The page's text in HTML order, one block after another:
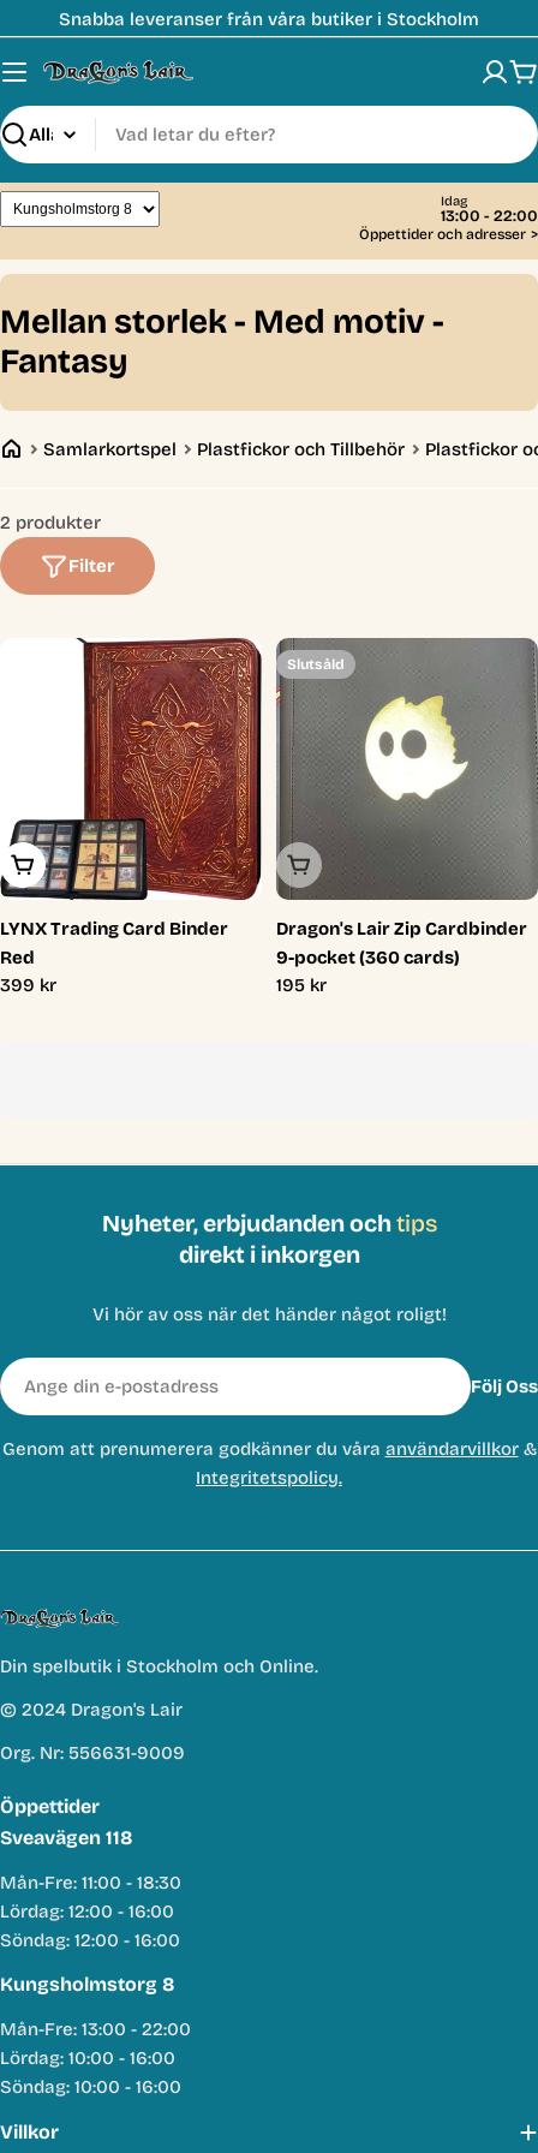
till
innehåll
Snabba leveranser från våra butiker i Stockholm
Sök
Idag
13:00 - 22:00
Öppettider och adresser >
C
o
l
l
c
t
i
Mellan storlek - Med motiv -
Fantasy
Samlarkortspel Plastfickor och Tillbehör Plastfickor
2 produkter
Filter
Lägg I Varukorg
LYNX Trading Card Binder
Red
Ordinarie
399 kr
Slutsåld
Slutsåld
Dragon's Lair Zip Cardbinder
9-pocket (360 cards)
Ordinarie
195 kr
Nyheter, erbjudanden ochtips
direkt i inkorgen
Vi hör av oss när det händer något roligt!
E-
post
Följ Oss
Genom att prenumerera godkänner du våra användarvillkor&
Integritetspolicy.
Din spelbutik i Stockholm och Online.
© 2024 Dragon's Lair
Org. Nr: 556631-9009
Öppettider
Sveavägen 118
Mån-Fre: 11:00 - 18:30
Lördag: 12:00 - 16:00
Söndag: 12:00 - 16:00
Kungsholmstorg 8
Mån-Fre: 13:00 - 22:00
Lördag: 10:00 - 16:00
Söndag: 10:00 - 16:00
Villkor